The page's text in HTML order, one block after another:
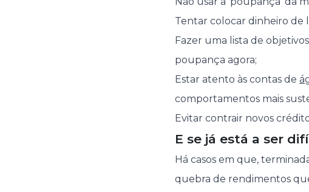
Tentar colocar dinheiro de
Fazer uma lista de
poupança agora;
Estar atento às contas de
comportamentos mais
Evitar contrair novos
E se já está a ser
Há casos em que,
quebra de rendimentos